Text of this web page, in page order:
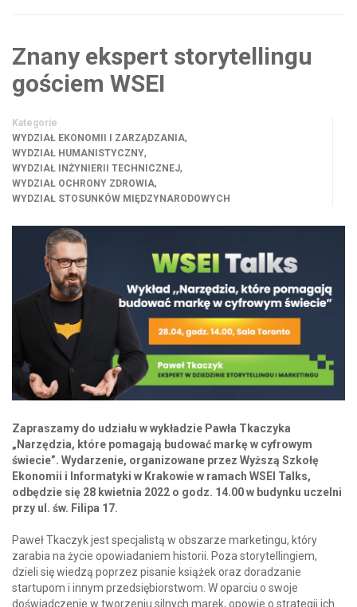
Znany ekspert storytellingu
gościem WSEI
Kategorie
WYDZIAŁ EKONOMII I ZARZĄDZANIA,
WYDZIAŁ HUMANISTYCZNY,
WYDZIAŁ INŻYNIERII TECHNICZNEJ,
WYDZIAŁ OCHRONY ZDROWIA,
WYDZIAŁ STOSUNKÓW MIĘDZYNARODOWYCH
Zapraszamy do udziału w wykładzie Pawła Tkaczyka
„Narzędzia, które pomagają budować markę w cyfrowym
świecie”. Wydarzenie, organizowane przez Wyższą Szkołę
Ekonomii i Informatyki w Krakowie w ramach WSEI Talks,
odbędzie się 28 kwietnia 2022 o godz. 14.00 w budynku uczelni
przy ul. św. Filipa 17.
Paweł Tkaczyk jest specjalistą w obszarze marketingu, który
zarabia na życie opowiadaniem historii. Poza storytellingiem,
dzieli się wiedzą poprzez pisanie książek oraz doradzanie
startupom i innym przedsiębiorstwom. W oparciu o swoje
doświadczenie w tworzeniu silnych marek, opowie o strategii ich